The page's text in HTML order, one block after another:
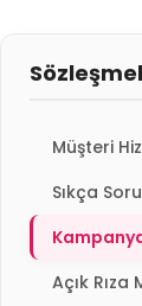
Müşteri
Sıkça
Açık Rıza